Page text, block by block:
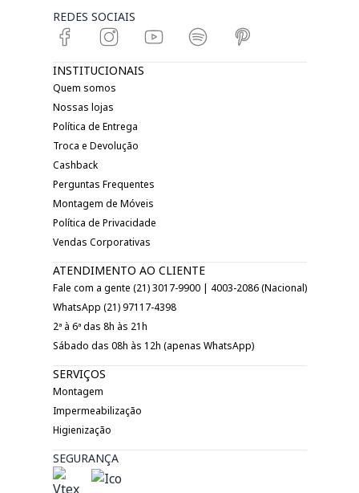
REDES SOCIAIS
INSTITUCIONAIS
Quem somos
Nossas lojas
Política de Entrega
Troca e Devolução
Cashback
Perguntas Frequentes
Montagem de Móveis
Política de Privacidade
Vendas Corporativas
ATENDIMENTO AO CLIENTE
Fale com a gente (21) 3017-9900 | 4003-2086 (Nacional)
WhatsApp (21) 97117-4398
2ª à 6ª das 8h às 21h
Sábado das 08h às 12h (apenas WhatsApp)
SERVIÇOS
Montagem
Impermeabilização
Higienização
SEGURANÇA